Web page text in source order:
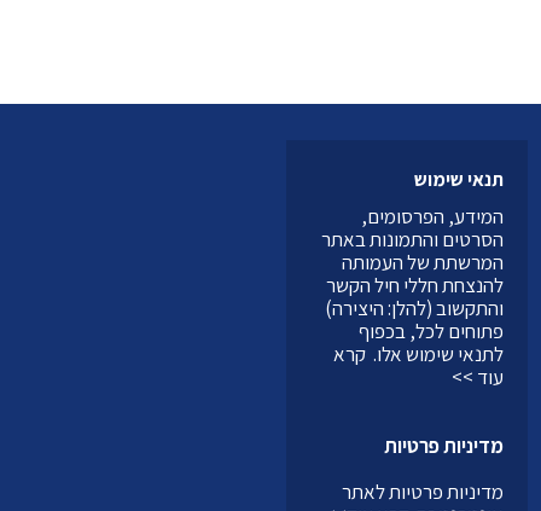
תנאי שימוש
המידע, הפרסומים,
הסרטים והתמונות באתר
המרשתת של העמותה
להנצחת חללי חיל הקשר
והתקשוב (להלן: היצירה)
פתוחים לכל, בכפוף
לתנאי שימוש אלו.קרא
עוד >>
מדיניות פרטיות
מדיניות פרטיות לאתר